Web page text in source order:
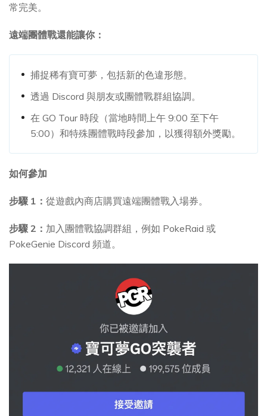
常完美。
遠端團體戰還能讓你：
捕捉稀有寶可夢，包括新的色違形態。
透過 Discord 與朋友或團體戰群組協調。
在 GO Tour 時段（當地時間上午 9:00 至下午
5:00）和特殊團體戰時段參加，以獲得額外獎勵。
如何參加
步驟 1： 從遊戲內商店購買遠端團體戰入場券。
步驟 2： 加入團體戰協調群組，例如 PokeRaid 或
PokeGenie Discord 頻道。